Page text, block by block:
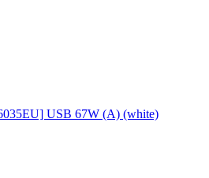
USB 67W (A) (white)